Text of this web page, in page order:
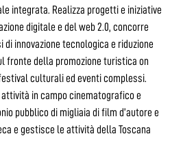
integrata. Realizza progetti e iniziative
digitale e del web 2.0, concorre
innovazione tecnologica e riduzione
fronte della promozione turistica on
culturali ed eventi complessi.
in campo cinematografico e
pubblico di migliaia di film d’autore e
e gestisce le attività della Toscana